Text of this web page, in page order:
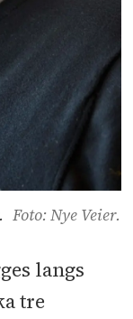
Foto: Nye Veier.
langs
tre